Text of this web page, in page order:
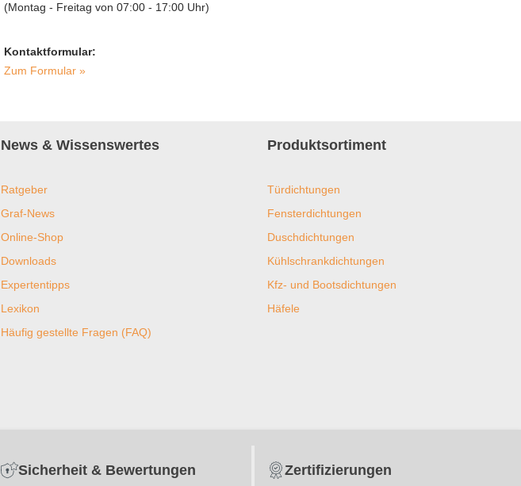
(Montag - Freitag von 07:00 - 17:00 Uhr)
Kontaktformular:
Zum Formular »
News & Wissenswertes
Ratgeber
Graf-News
Online-Shop
Downloads
Expertentipps
Lexikon
Häufig gestellte Fragen (FAQ)
Produktsortiment
Türdichtungen
Fensterdichtungen
Duschdichtungen
Kühlschrankdichtungen
Kfz- und Bootsdichtungen
Häfele
Sicherheit & Bewertungen Zertifizierungen